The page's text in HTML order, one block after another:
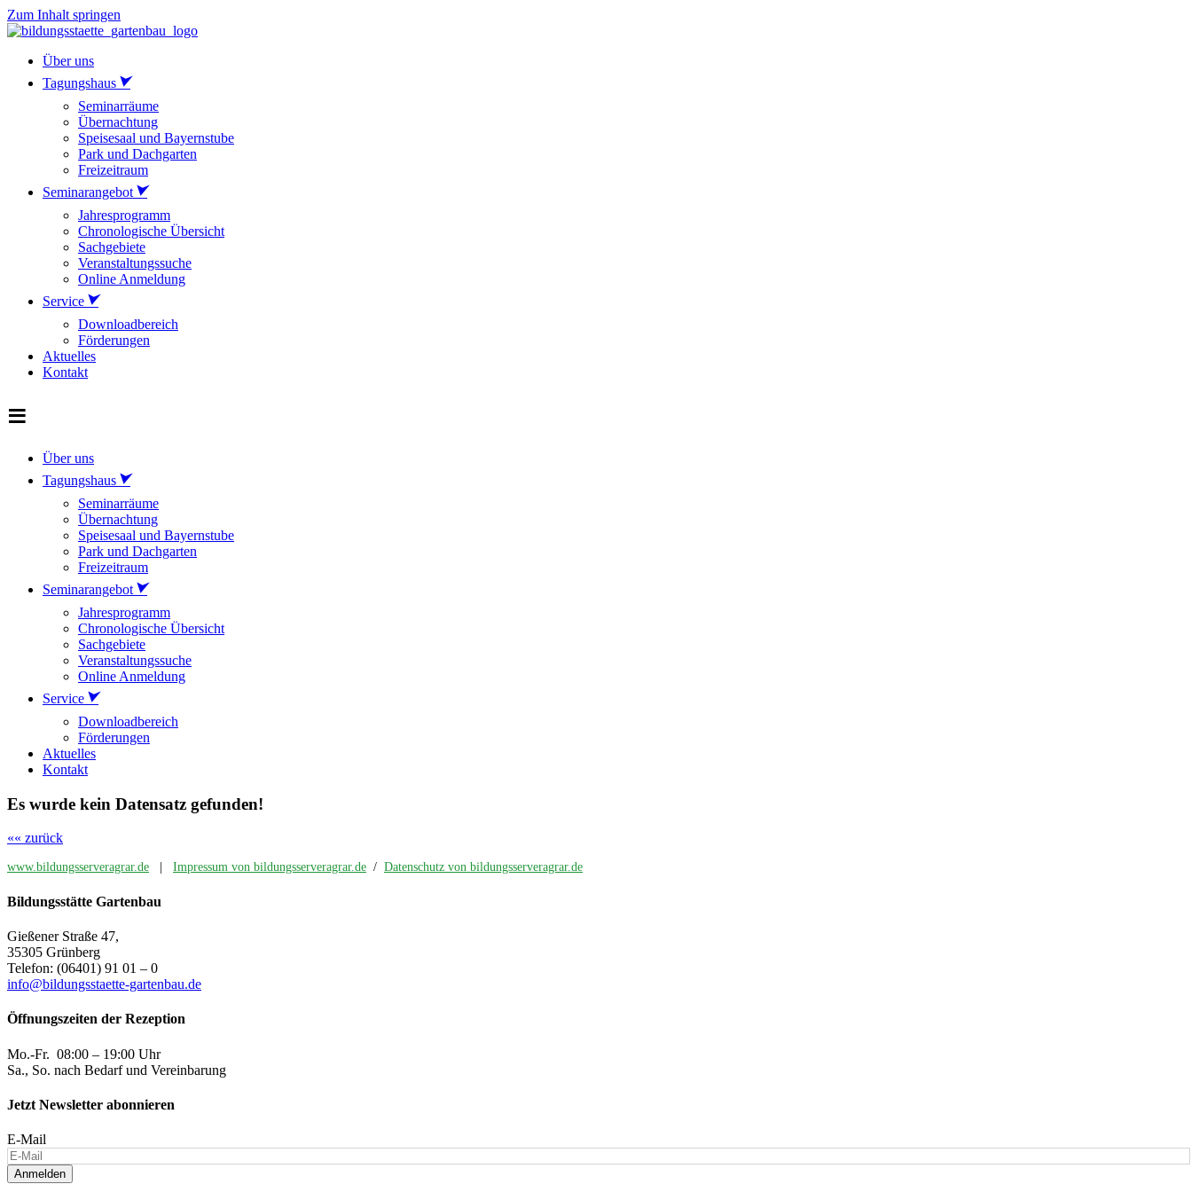
Zum Inhalt springen
Über uns
Tagungshaus
Seminarräume
Übernachtung
Speisesaal und Bayernstube
Park und Dachgarten
Freizeitraum
Seminarangebot
Jahresprogramm
Chronologische Übersicht
Sachgebiete
Veranstaltungssuche
Online Anmeldung
Service
Downloadbereich
Förderungen
Aktuelles
Kontakt
Über uns
Tagungshaus
Seminarräume
Übernachtung
Speisesaal und Bayernstube
Park und Dachgarten
Freizeitraum
Seminarangebot
Jahresprogramm
Chronologische Übersicht
Sachgebiete
Veranstaltungssuche
Online Anmeldung
Service
Downloadbereich
Förderungen
Aktuelles
Kontakt
Es wurde kein Datensatz gefunden!
«« zurück
www.bildungsserveragrar.de Impressum von bildungsserveragrar.de / Datenschutz von bildungsserveragrar.de
Bildungsstätte Gartenbau
Gießener Straße 47,
35305 Grünberg
Telefon: (06401) 91 01 – 0
info@bildungsstaette-gartenbau.de
Öffnungszeiten der Rezeption
Mo.-Fr. 08:00 – 19:00 Uhr
Sa., So. nach Bedarf und Vereinbarung
Jetzt Newsletter abonnieren
E-Mail
Anmelden